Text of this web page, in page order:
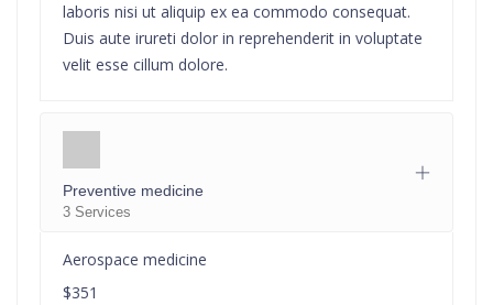
laboris nisi ut aliquip ex ea commodo consequat.
Duis aute irureti dolor in reprehenderit in voluptate
velit esse cillum dolore.
Preventive medicine
3 Services
Aerospace medicine
$351